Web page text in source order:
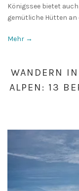
Königssee bietet
gemütliche Hütten an
Mehr →
WANDERN
ALPEN: 13